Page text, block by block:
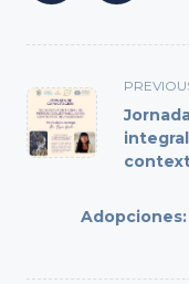
<span
class="nav-
subtitle
screen-
text">Page</span>